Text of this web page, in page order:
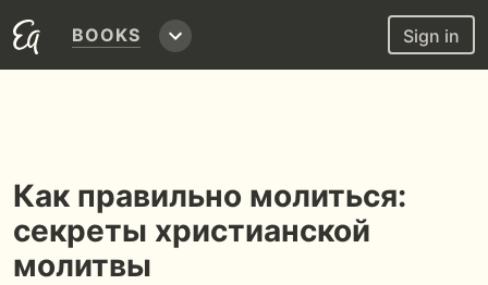
BOOKS Sign in
Как правильно молиться:
секреты христианской
молитвы